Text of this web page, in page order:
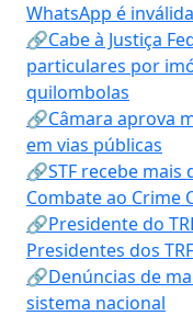
WhatsApp é
🔗Cabe à Justiça
particulares por
quilombolas
🔗Câmara aprova
em vias públicas
🔗STF recebe mais
Combate ao Crime
🔗Presidente do
Presidentes dos
🔗Denúncias de
sistema nacional